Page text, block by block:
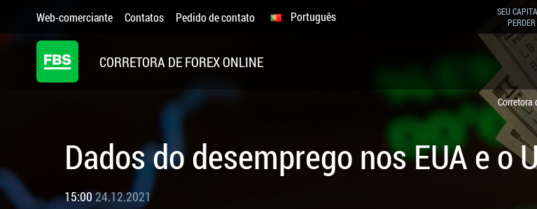
Web-comerciante Contatos Pedido de contato
SEU
Português
CORRETORA DE FOREX ONLINE
Corretora
Dados do desemprego nos EUA e o
15:0024.12.2021